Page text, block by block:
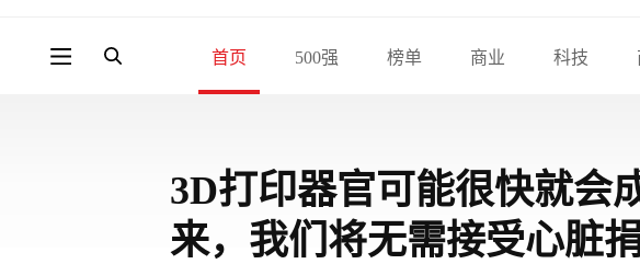
首页 500强 榜单 商业 科技
3D打印器官可能很快就会
来，我们将无需接受心脏